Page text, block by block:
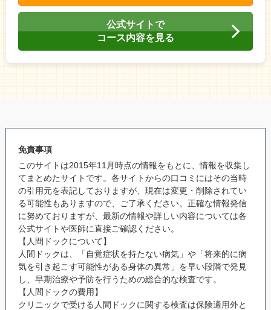
公式サイトで
コース内容を見る
免責事項
このサイトは2015年11月時点の情報をもとに、情報を収集し
てまとめたサイトです。各サイトからの口コミにはその当時
の引用元を表記しておりますが、現在は変更・削除されてい
る可能性もありますので、ご了承ください。正確な情報発信
に努めておりますが、最新の情報や詳しい内容については各
公式サイトや医師に直接ご確認ください。
【人間ドックについて】
人間ドックは、「自覚症状を持たない病気」や「将来的に病
気を引き起こす可能性がある身体の異常」を早い段階で発見
し、早期治療や予防を行うための総合的な検査です。
【人間ドックの費用】
クリニックで受ける人間ドックに関する検査は保険適用外と